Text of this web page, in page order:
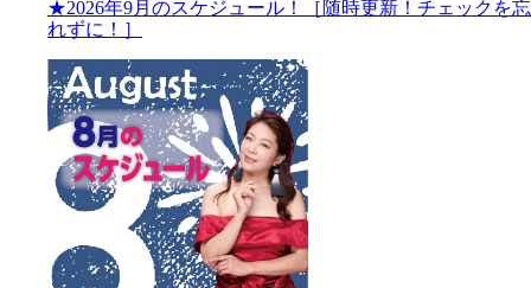
★2026年9月のスケジュール！［随時更新！チェックを忘
れずに！］